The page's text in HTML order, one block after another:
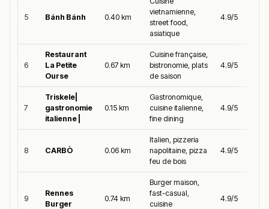
5 Bánh Bánh 0.40 km
vietnamienne,
street food,
asiatique
4.9/5
6
Restaurant
La Petite
Ourse
0.67 km
Cuisine française,
bistronomie, plats
de saison
4.9/5
7
Triskele|
gastronomie
italienne |
0.15 km
Gastronomique,
cuisine italienne,
fine dining
4.9/5
8 CARBÒ 0.06 km
Italien, pizzeria
napolitaine, pizza
feu de bois
4.9/5
9
Rennes
Burger
0.74 km
Burger maison,
fast-casual,
cuisine
4.9/5